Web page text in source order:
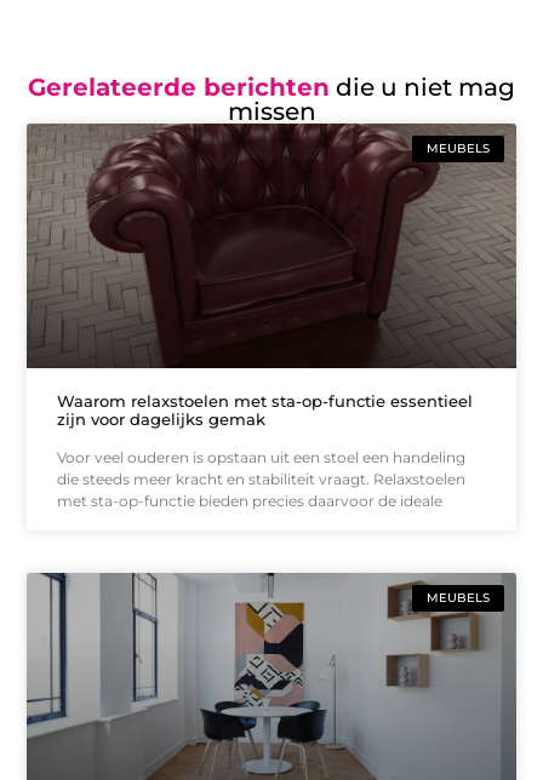
Gerelateerde berichten die u niet mag
missen
MEUBELS
Waarom relaxstoelen met sta-op-functie essentieel
zijn voor dagelijks gemak
Voor veel ouderen is opstaan uit een stoel een handeling
die steeds meer kracht en stabiliteit vraagt. Relaxstoelen
met sta-op-functie bieden precies daarvoor de ideale
MEUBELS